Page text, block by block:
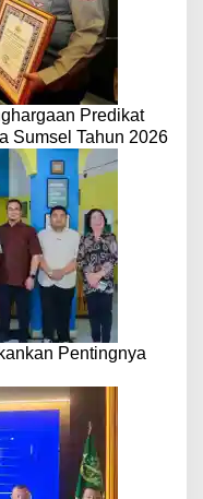
Predikat
Sumsel Tahun 2026
Pentingnya